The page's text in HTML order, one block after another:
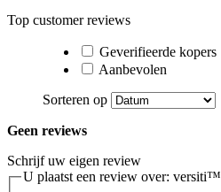
Top customer reviews
Geverifieerde kopers
Aanbevolen
Sorteren op
Geen reviews
Schrijf uw eigen review
U plaatst een review over: versiti™